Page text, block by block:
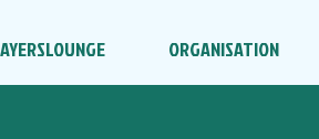
ORGANISATION